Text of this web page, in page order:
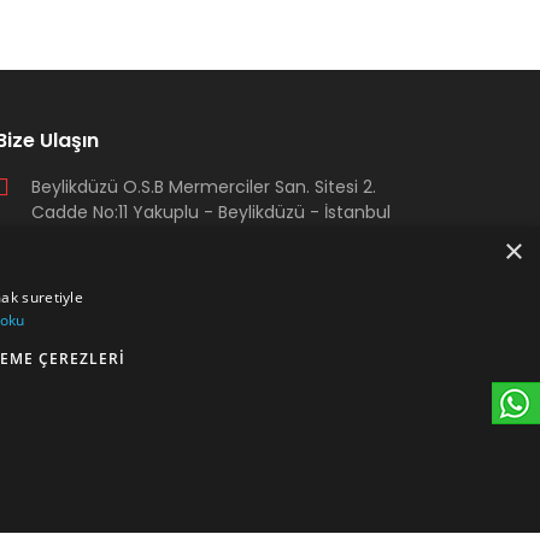
Ulaşın
Beylikdüzü O.S.B Mermerciler San. Sitesi 2.
Cadde No:11 Yakuplu - Beylikdüzü - İstanbul
+90 541 344 26 72 (WhatsApp)
arma@armakontrol.com
×
suretiyle
ÇEREZLERI